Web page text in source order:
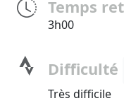
Temps
3h00
Difficulté
Très difficile